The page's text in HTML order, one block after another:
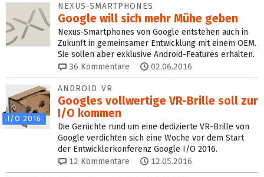
NEXUS-SMARTPHONES
Google will sich mehr Mühe geben
Nexus-Smartphones von Google entstehen auch in
Zukunft in gemeinsamer Entwicklung mit einem OEM.
Sie sollen aber exklusive Android-Features erhalten.
36 Kommentare 02.06.2016
I/O 2016
ANDROID VR
Googles vollwertige VR-Brille soll zur
I/O kommen
Die Gerüchte rund um eine dedizierte VR-Brille von
Google verdichten sich eine Woche vor dem Start
der Entwicklerkonferenz Google I/O 2016.
12 Kommentare 12.05.2016